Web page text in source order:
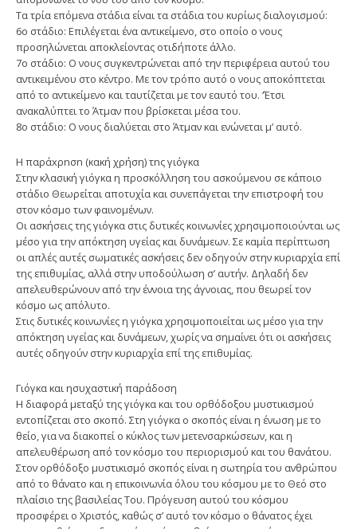
Τα τρία επόμενα στάδια είναι τα στάδια του κυρίως διαλογισμού:
6ο στάδιο: Επιλέγεται ένα αντικείμενο, στο οποίο ο νους
προσηλώνεται αποκλείοντας οτιδήποτε άλλο.
7ο στάδιο: Ο νους συγκεντρώνεται από την περιφέρεια αυτού του
αντικειμένου στο κέντρο. Με τον τρόπο αυτό ο νους αποκόπτεται
από το αντικείμενο και ταυτίζεται με τον εαυτό του. ‘Έτσι
ανακαλύπτει το Άτμαν που βρίσκεται μέσα του.
8ο στάδιο: Ο νους διαλύεται στο Άτμαν και ενώνεται μ’ αυτό.
Η παράxρnσn (κακή χρήση) τnς γιόγκα
Στην κλασική γιόγκα η προσκόλληση του ασκούμενου σε κάποιο
στάδιο Θεωρείται αποτυχία και συνεπάγεται την επιστροφή του
στον κόσμο των φαινομένων.
Οι ασκήσεις της γιόγκα στις δυτικές κοινωνίες χρησιμοποιούνται ως
μέσο για την απόκτηση υγείας και δυνάμεων. Σε καμία περίπτωση
οι απλές αυτές σωματικές ασκήσεις δεν οδηγούν στην κυριαρχία επί
της επιθυμίας, αλλά στην υποδούλωση σ’ αυτήν. Δηλαδή δεν
απελευθερώνουν από την έννοια της άγνοιας, που θεωρεί τον
κόσμο ως απόλυτο.
Στις δυτικές κοινωνίες η γιόγκα χρησιμοποιείται ως μέσο για την
απόκτηση υγείας και δυνάμεων, χωρίς να σημαίνει ότι οι ασκήσεις
αυτές οδηγούν στην κυριαρχία επί της επιθυμίας.
Γιόγκα και ησυχαστική παράδοση
Η διαφορά μεταξύ της γιόγκα και του ορθόδοξου μυστικισμού
εντοπίζεται στο σκοπό. Στη γιόγκα ο σκοπός είναι η ένωση με το
θείο, για να διακοπεί ο κύκλος των μετενσαρκώσεων, και η
απελευθέρωση από τον κόσμο του περιορισμού και του θανάτου.
Στον ορθόδοξο μυστικισμό σκοπός είναι η σωτηρία του ανθρώπου
από το θάνατο και η επικοινωνία όλου του κόσμου με το Θεό στο
πλαίσιο της βασιλείας Του. Πρόγευση αυτού του κόσμου
προσφέρει ο Χριστός, καθώς σ’ αυτό τον κόσμο ο θάνατος έχει